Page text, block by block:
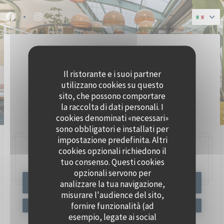
Personalizzazione delle tue scelte sui cookie
Il ristorante e i suoi partner
utilizzano cookies su questo
sito, che possono comportare
la raccolta di dati personali. I
cookies denominati «necessari»
sono obbligatori e installati per
impostazione predefinita. Altri
cookies opzionali richiedono il
tuo consenso. Questi cookies
opzionali servono per
analizzare la tua navigazione,
misurare l'audience del sito,
fornire funzionalità (ad
esempio, legate ai social
Facebook ((apre una nuova finestra))
Instagram ((apre una nuova finestra))
BRASSERIE SEAFOOD
47, Quai Charles Pasqua,92300 Levallois-Perret
PRENOTA